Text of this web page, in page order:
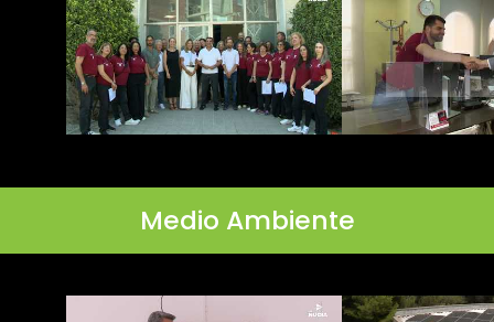
Medio Ambiente